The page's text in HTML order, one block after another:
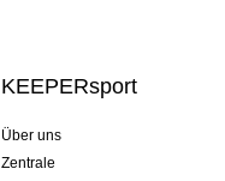
KEEPERsport
Über uns
Zentrale